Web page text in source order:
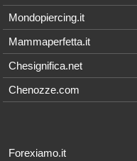
Mondopiercing.it
Mammaperfetta.it
Chesignifica.net
Chenozze.com
Forexiamo.it